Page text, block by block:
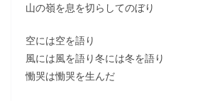
山の嶺を息を切らしてのぼり
空には空を語り
風には風を語り冬には冬を語り
慟哭は慟哭を生んだ